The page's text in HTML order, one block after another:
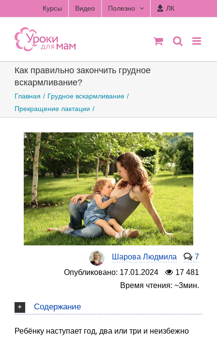
to
content
Курсы Видео Полезно ЛК
Как правильно закончить грудное
вскармливание?
Главная
Грудное вскармливание
Прекращение лактации
Шарова Людмила
7
Опубликовано: 17.01.2024
17 481
Время чтения: ~3мин.
Содержание
Ребёнку наступает год, два или три и неизбежно